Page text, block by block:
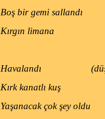
Boş bir gemi sallandı
Kırgın limana
Havalandı
Kırk kanatlı kuş
Yaşanacak çok şey oldu